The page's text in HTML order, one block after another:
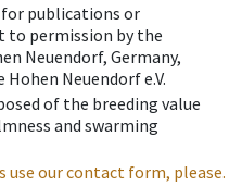
publications or
to permission by the
Neuendorf, Germany,
Neuendorf e.V.
of the breeding value
and swarming
use our contact form, please.